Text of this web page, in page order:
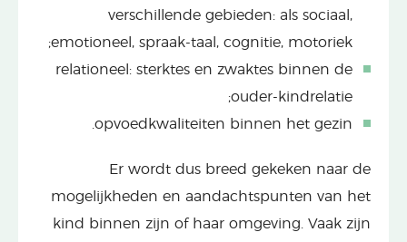
verschillende gebieden: als sociaal,
emotioneel, spraak-taal, cognitie, motoriek;
relationeel: sterktes en zwaktes binnen de
ouder-kindrelatie;
opvoedkwaliteiten binnen het gezin.
Er wordt dus breed gekeken naar de
mogelijkheden en aandachtspunten van het
kind binnen zijn of haar omgeving. Vaak zijn